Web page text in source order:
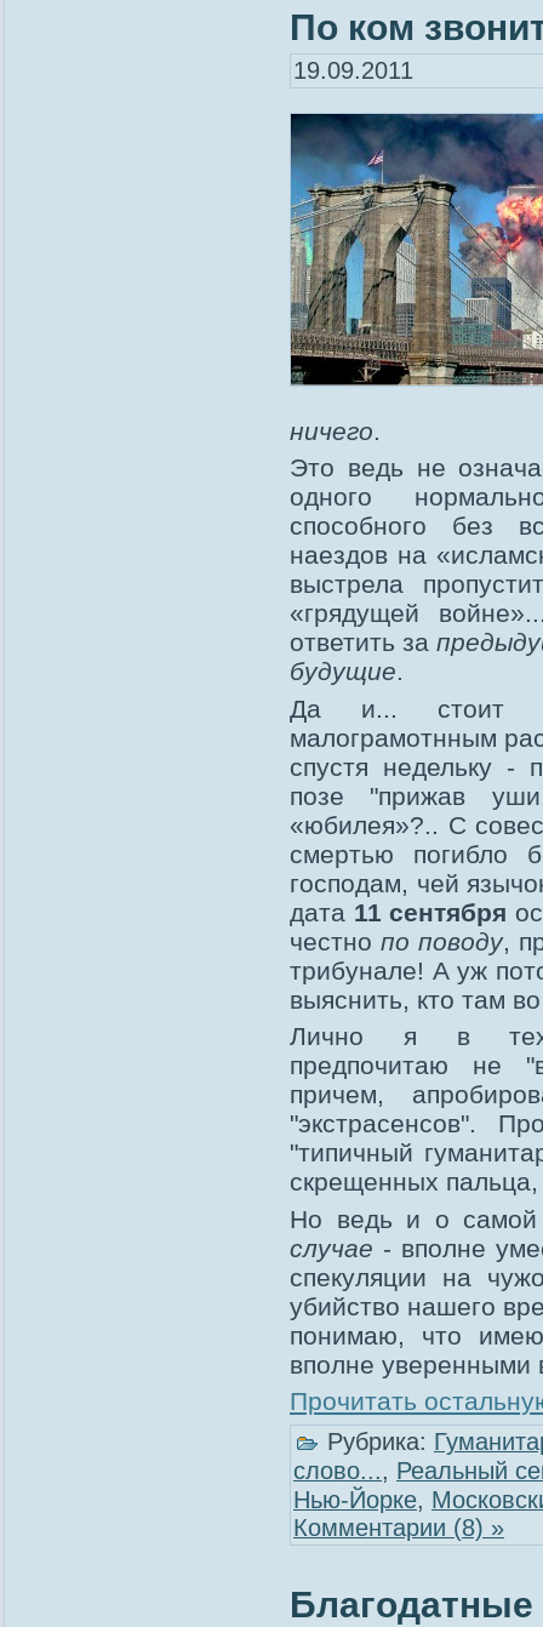
По ком
19.09.2011
ничего.
Это ведь не
одного
способного без
наездов на
выстрела
«грядущей
ответить за
будущие.
Да и... стоит ли
малограмотнным
спустя недельку -
позе "прижав
«юбилея»?.. С
смертью погибло
господам, чей
дата 11 сентября
честно по поводу,
трибунале! А уж
выяснить, кто там
Лично я в
предпочитаю не
причем,
"экстрасенсов".
"типичный
скрещенных
Но ведь и о самой
случае - вполне
спекуляции на
убийство нашего
понимаю, что
вполне
Прочитать
Рубрика:
слово..., Реальный
Нью-Йорке,
Комментарии (8) »
Благодатные